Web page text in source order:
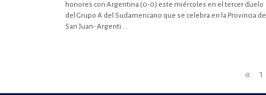
honores con Argentina (0-0) este miércoles en el tercer duelo
del Grupo A del Sudamericano que se celebra en la Provincia de
San Juan- Argenti...
« 1